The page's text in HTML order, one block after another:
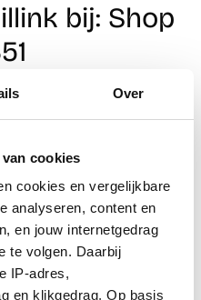
Over
cookies
cookies en vergelijkbare
analyseren, content en
en jouw internetgedrag
te volgen. Daarbij
IP-adres,
en klikgedrag. Op basis
bij: Shop